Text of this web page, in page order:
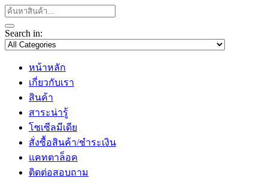
Search in:
หน้าหลัก
เกี่ยวกับเรา
สินค้า
สาระน่ารู้
โซเซีลมีเดีย
สั่งซื้อสินค้า/ชำระเงิน
แคทตาล็อค
ติดต่อสอบถาม